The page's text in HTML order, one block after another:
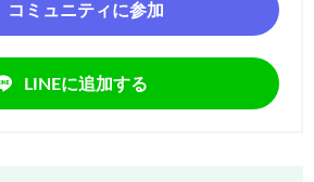
コミュニティに参加
LINEに追加する